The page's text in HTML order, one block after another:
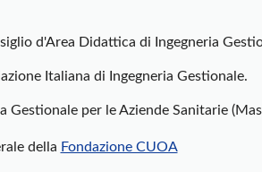
d'Area Didattica di Ingegneria
Italiana di Ingegneria Gestionale.
per le Aziende Sanitarie
della Fondazione CUOA